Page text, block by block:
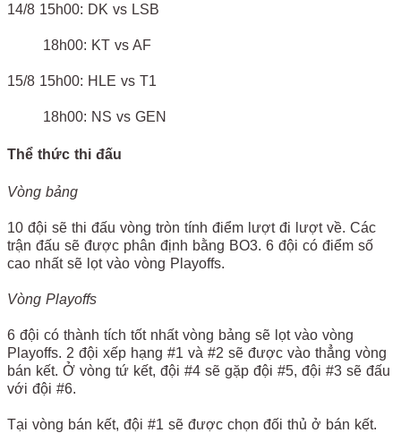
14/8 15h00: DK vs LSB
18h00: KT vs AF
15/8 15h00: HLE vs T1
18h00: NS vs GEN
Thể thức thi đấu
Vòng bảng
10 đội sẽ thi đấu vòng tròn tính điểm lượt đi lượt về. Các
trận đấu sẽ được phân định bằng BO3. 6 đội có điểm số
cao nhất sẽ lọt vào vòng Playoffs.
Vòng Playoffs
6 đội có thành tích tốt nhất vòng bảng sẽ lọt vào vòng
Playoffs. 2 đội xếp hạng #1 và #2 sẽ được vào thẳng vòng
bán kết. Ở vòng tứ kết, đội #4 sẽ gặp đội #5, đội #3 sẽ đấu
với đội #6.
Tại vòng bán kết, đội #1 sẽ được chọn đối thủ ở bán kết.